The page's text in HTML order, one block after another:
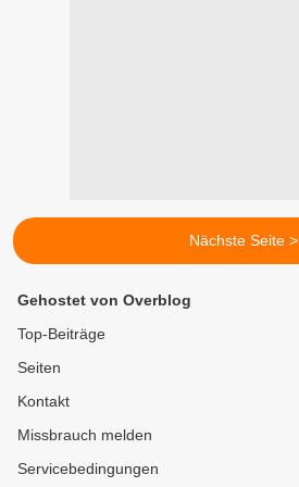
Nächste Seite >
Gehostet von Overblog
Top-Beiträge
Seiten
Kontakt
Missbrauch melden
Servicebedingungen